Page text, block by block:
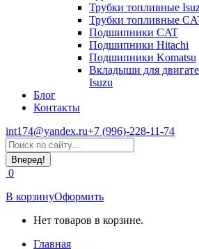
Трубки топливные
Трубки топливные
Подшипники CAT
Подшипники Hitachi
Подшипники Komatsu
Вкладыши для
Isuzu
Блог
Контакты
int174@yandex.ru+7 (996)-228-11-74
Страница
WhatsApp
открывается
в
новом
окне
Поиск:
0
В корзинуОформить
Нет товаров в корзине.
Главная